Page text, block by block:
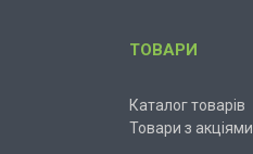
ТОВАРИ
Каталог товарів
Товари з акціями